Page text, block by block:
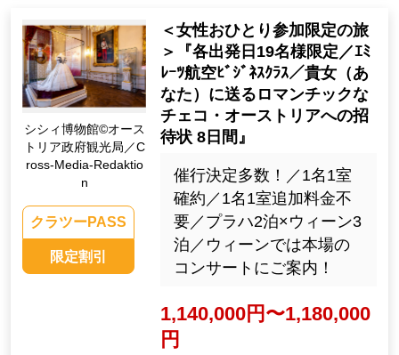
シシィ博物館©オース
トリア政府観光局／C
ross-Media-Redaktio
n
クラツーPASS
限定割引
＜女性おひとり参加限定の旅
＞『各出発日19名様限定／ｴﾐ
ﾚｰﾂ航空ﾋﾞｼﾞﾈｽｸﾗｽ／貴女（あ
なた）に送るロマンチックな
チェコ・オーストリアへの招
待状 8日間』
催行決定多数！／1名1室
確約／1名1室追加料金不
要／プラハ2泊×ウィーン3
泊／ウィーンでは本場の
コンサートにご案内！
1,140,000円〜1,180,000
円